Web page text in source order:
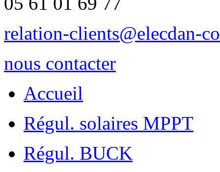
relation-clients@elecdan-
nous contacter
Accueil
Régul. solaires MPPT
Régul. BUCK